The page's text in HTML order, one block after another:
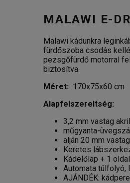
MALAWI E-
Malawi kádunkra
fürdőszoba csodás
pezsgőfürdő motorral
biztosítva.
Méret: 170x75x60 cm
Alapfelszereltség:
3,2 mm vastag
műgyanta-
alján 20 mm
Keretes
Kádelőlap + 1
Automata
AJÁNDÉK: